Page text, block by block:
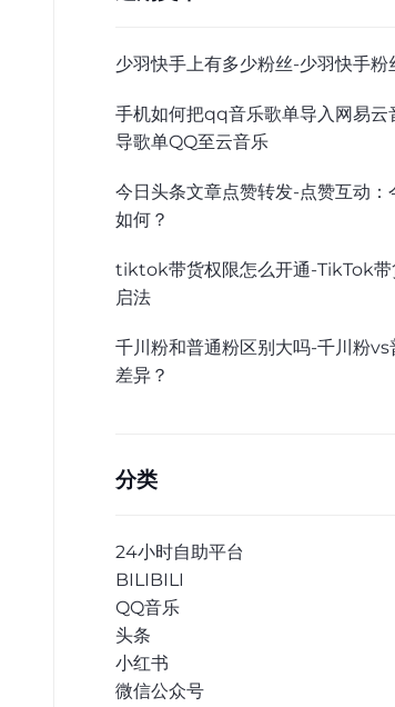
少羽快手上有多少粉丝-少羽快手粉
手机如何把qq音乐歌单导入网易云
导歌单QQ至云音乐
今日头条文章点赞转发-点赞互动：
如何？
tiktok带货权限怎么开通-TikTok带
启法
千川粉和普通粉区别大吗-千川粉vs
差异？
分类
24小时自助平台
BILIBILI
QQ音乐
头条
小红书
微信公众号